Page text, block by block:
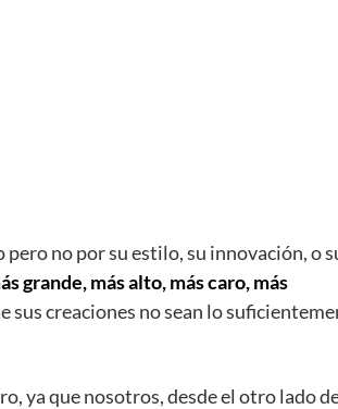
no por su estilo, su innovación, o
grande, más alto, más caro, más
sus creaciones no sean lo
ya que nosotros, desde el otro lado